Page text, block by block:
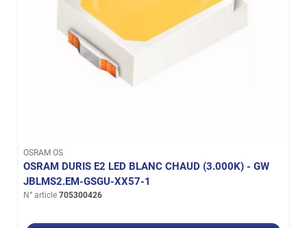
OSRAM OS
OSRAM DURIS E2 LED BLANC CHAUD (3.000K) - GW
JBLMS2.EM-GSGU-XX57-1
N° article 705300426